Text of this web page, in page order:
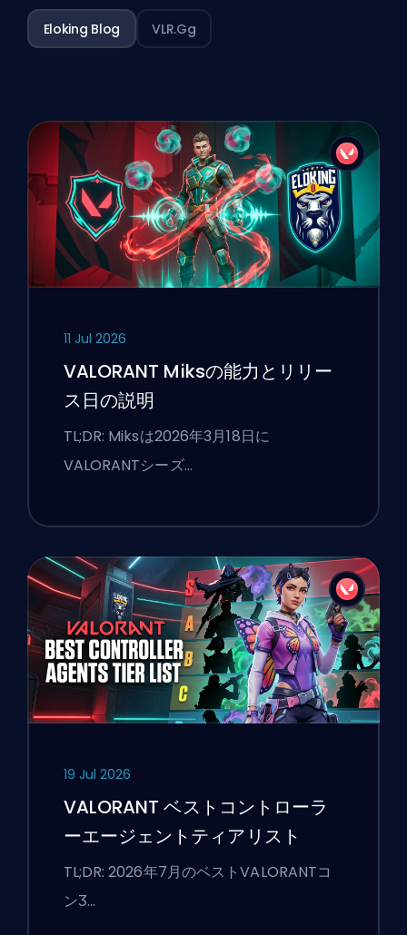
Eloking Blog VLR.gg
11 Jul 2026
VALORANT Miksの能力とリリー
ス日の説明
TL;DR: Miksは2026年3月18日に
VALORANTシーズ…
19 Jul 2026
VALORANT ベストコントローラ
ーエージェントティアリスト
TL;DR: 2026年7月のベストVALORANTコ
ンӠ…